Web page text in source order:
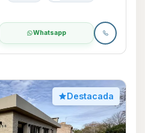
Whatsapp
Destacada